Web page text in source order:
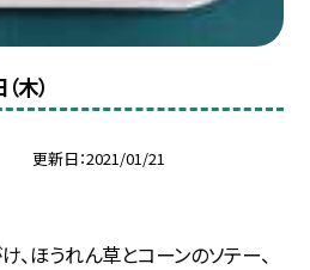
木）
更新日 2021/01/21
、ほうれん草とコーンのソテー、